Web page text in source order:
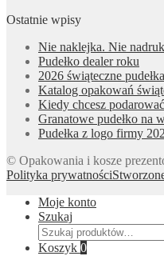
Ostatnie wpisy
Nie naklejka. Nie
Pudełko dealer roku
2026 świąteczne
Katalog opakowań
Kiedy chcesz
Granatowe pudełko na
Pudełka z logo firmy
© Opakowania i kosze
Polityka prywatności
Moje konto
Szukaj
Szukaj:
Koszyk 0